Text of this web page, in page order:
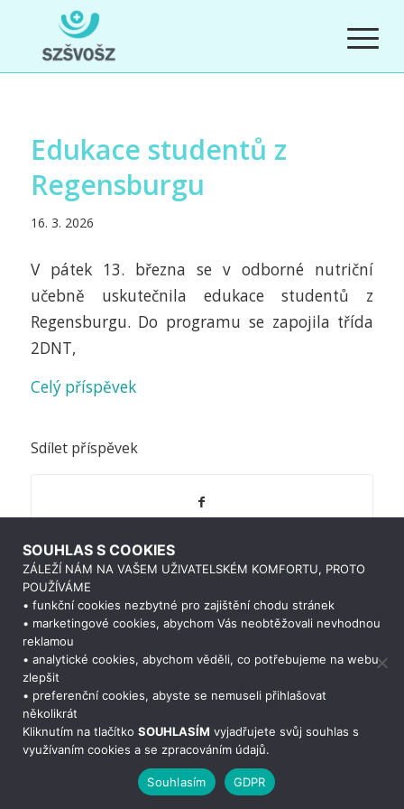
Edukace studentů z
Regensburgu
16. 3. 2026
V pátek 13. března se v odborné nutriční
učebně uskutečnila edukace studentů z
Regensburgu. Do programu se zapojila třída
2DNT,
Celý příspěvek
Sdílet příspěvek
SOUHLAS S COOKIES
ZÁLEŽÍ NÁM NA VAŠEM UŽIVATELSKÉM KOMFORTU, PROTO
POUŽÍVÁME
• funkční cookies nezbytné pro zajištění chodu stránek
• marketingové cookies, abychom Vás neobtěžovali nevhodnou
reklamou
• analytické cookies, abychom věděli, co potřebujeme na webu
zlepšit
• preferenční cookies, abyste se nemuseli přihlašovat
několikrát
Kliknutím na tlačítko SOUHLASÍM vyjadřujete svůj souhlas s
využívaním cookies a se zpracováním údajů.
Souhlasím GDPR
Potřebujete poradit?Zeptejte se našeho